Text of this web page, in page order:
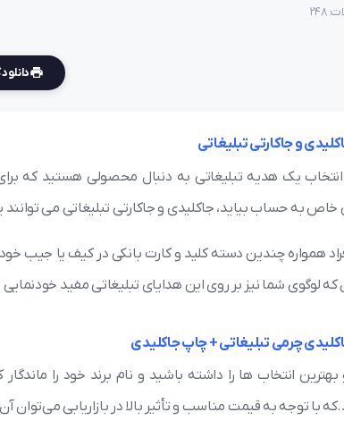
و جاکارتی تبلیغاتی
انتخاب یک هدیه تبلیغاتی به دنبال محصولی هستید که
خاص به حساب بیاید، جاکلیدی و جاکارتی تبلیغاتی می توانند
همواره چندین دسته کلید و کارت بانکی در کیف یا جیب
لوگوی شما نیز بر روی این هدایای تبلیغاتی مفید خودنمایی
چرمی تبلیغاتی + چاپ جاکلیدی
بهترین انتخاب ها را داشته باشید و نام برند خود را
با توجه به قیمت مناسب و تأثیر بالا در بازاریابی می‌توان آن